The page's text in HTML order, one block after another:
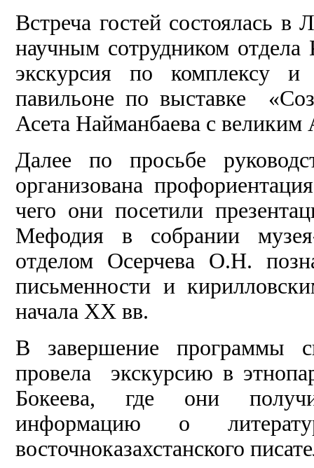
Встреча гостей состоялась в
научным сотрудником
экскурсия по комплексу и
павильоне по выставке
Асета Найманбаева с великим
Далее по просьбе
организована
чего они посетили
Мефодия в собрании
отделом Осерчева О.Н.
письменности и
начала XX вв.
В завершение программы
провела экскурсию в
Бокеева, где они
информацию о
восточноказахстанского